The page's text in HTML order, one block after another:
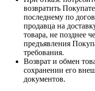
возвратить
последнему по
продавца на
товара, не позднее
предъявления
требования.
Возврат и обмен
сохранении его
документов.